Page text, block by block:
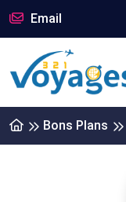
Email
Bons Plans